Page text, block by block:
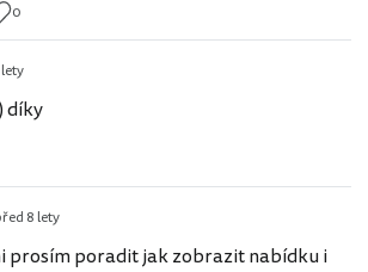
0
díky
8 lety
prosím poradit jak zobrazit nabídku i